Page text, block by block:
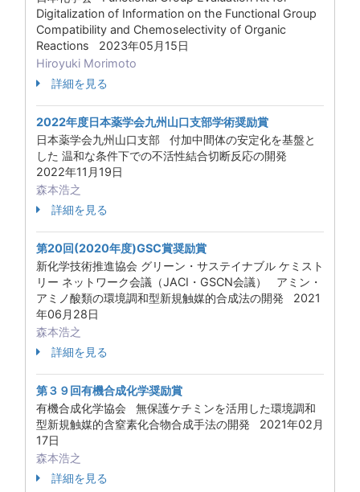
Digitalization of Information on the Functional Group
Compatibility and Chemoselectivity of Organic
Reactions 2023年05月15日
Hiroyuki Morimoto
詳細を見る
2022年度日本薬学会九州山口支部学術奨励賞
日本薬学会九州山口支部 付加中間体の安定化を基盤と
した 温和な条件下での不活性結合切断反応の開発
2022年11月19日
森本浩之
詳細を見る
第20回(2020年度)GSC賞奨励賞
新化学技術推進協会 グリーン・サステイナブル ケミスト
リー ネットワーク会議（JACI・GSCN会議） アミン・
アミノ酸類の環境調和型新規触媒的合成法の開発 2021
年06月28日
森本浩之
詳細を見る
第３９回有機合成化学奨励賞
有機合成化学協会 無保護ケチミンを活用した環境調和
型新規触媒的含窒素化合物合成手法の開発 2021年02月
17日
森本浩之
詳細を見る